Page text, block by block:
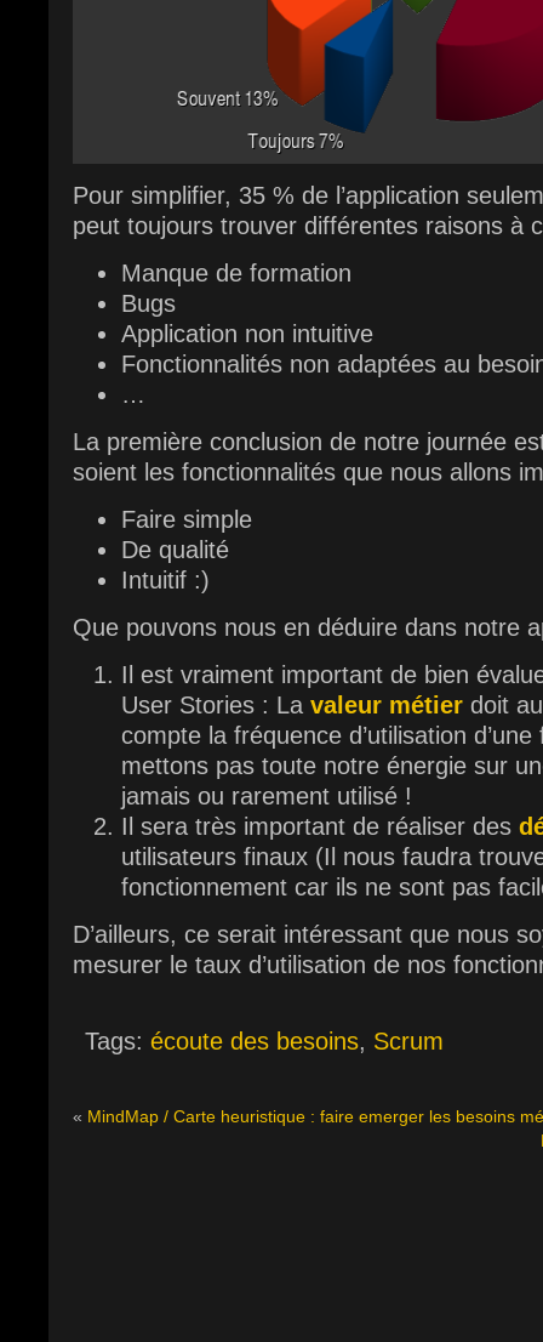
Pour simplifier, 35 % de l’application
peut toujours trouver différentes raisons à
Manque de formation
Bugs
Application non intuitive
Fonctionnalités non adaptées au
…
La première conclusion de notre journée
soient les fonctionnalités que nous allons
Faire simple
De qualité
Intuitif :)
Que pouvons nous en déduire dans notre
Il est vraiment important de bien
User Stories : La valeur métier doit
compte la fréquence d’utilisation
mettons pas toute notre énergie sur
jamais ou rarement utilisé !
Il sera très important de réaliser des
utilisateurs finaux (Il nous faudra
fonctionnement car ils ne sont pas
D’ailleurs, ce serait intéressant que nous
mesurer le taux d’utilisation de nos
Tags: écoute des besoins, Scrum
« MindMap / Carte heuristique : faire emerger les besoins